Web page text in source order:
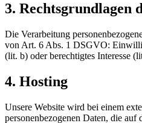
3. Rechtsgrundlagen
Die Verarbeitung
von Art. 6 Abs. 1 DSGVO:
(lit. b) oder berechtigtes Interesse
4. Hosting
Unsere Website wird bei einem
personenbezogenen Daten, die auf